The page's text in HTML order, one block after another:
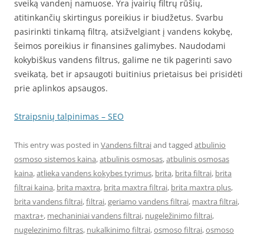
sveiką vandenį namuose. Yra įvairių filtrų rūšių,
atitinkančių skirtingus poreikius ir biudžetus. Svarbu
pasirinkti tinkamą filtrą, atsižvelgiant į vandens kokybę,
šeimos poreikius ir finansines galimybes. Naudodami
kokybiškus vandens filtrus, galime ne tik pagerinti savo
sveikatą, bet ir apsaugoti buitinius prietaisus bei prisidėti
prie aplinkos apsaugos.
Straipsnių talpinimas – SEO
This entry was posted in Vandens filtraiand tagged atbulinio
osmoso sistemos kaina,atbulinis osmosas,atbulinis osmosas
kaina,atlieka vandens kokybes tyrimus, brita, brita filtrai, brita
filtrai kaina, brita maxtra, brita maxtra filtrai, brita maxtra plus,
brita vandens filtrai,filtrai,geriamo vandens filtrai, maxtra filtrai,
maxtra+, mechaniniai vandens filtrai, nugeležinimo filtrai,
nugelezinimo filtras, nukalkinimo filtrai,osmoso filtrai,osmoso